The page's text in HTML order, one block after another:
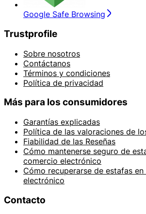
Google Safe Browsing
Trustprofile
Sobre nosotros
Contáctanos
Términos y condiciones
Política de privacidad
Más para los consumidores
Garantías explicadas
Política de las valoraciones de
Fiabilidad de las Reseñas
Cómo mantenerse seguro de
comercio electrónico
Cómo recuperarse de estafas
electrónico
Contacto